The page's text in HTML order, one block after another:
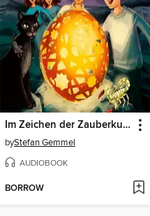
Im Zeichen der Zauberkugel 2
byStefan Gemmel
AUDIOBOOK
BORROW